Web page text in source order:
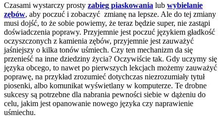
Czasami wystarczy prosty zabieg piaskowania lub wybielanie
zębów, aby poczuć i zobaczyć zmianę na lepsze. Ale do tej zmiany
musi dojść, to że sobie powiemy, że teraz będzie super, nie zastąpi
doświadczenia poprawy. Przyjemnie jest poczuć językiem gładkość
oczyszczonych z kamienia zębów, przyjemnie jest zauważyć
jaśniejszy o kilka tonów uśmiech. Czy ten mechanizm da się
przenieść na inne dziedziny życia? Oczywiście tak. Gdy uczymy się
języka obcego, to nawet po pierwszych lekcjach możemy zauważyć
poprawę, na przykład zrozumieć dotychczas niezrozumiały tytuł
piosenki, albo komunikat wyświetlany w komputerze. Te drobne
sukcesy są potrzebne dla nabrania pewności siebie w dążeniu do
celu, jakim jest opanowanie nowego języka czy naprawienie
uśmiechu.